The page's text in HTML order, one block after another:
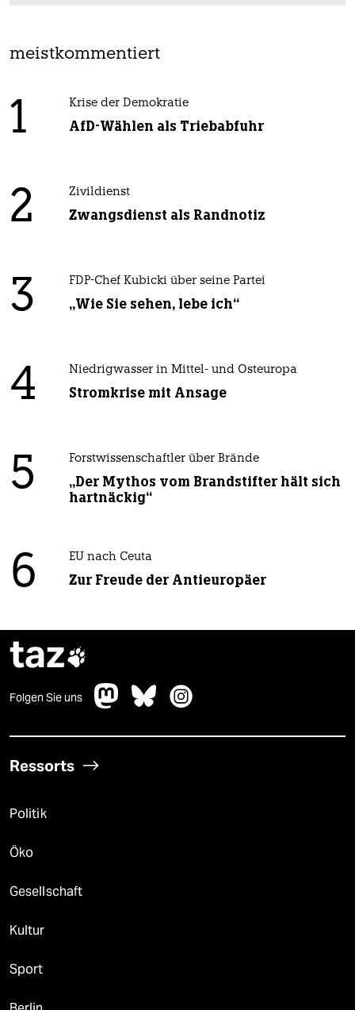
meistkommentiert
1 Krise der Demokratie
AfD-Wählen als Triebabfuhr
2 Zivildienst
Zwangsdienst als Randnotiz
3 FDP-Chef Kubicki über seine Partei
„Wie Sie sehen, lebe ich“
4 Niedrigwasser in Mittel- und Osteuropa
Stromkrise mit Ansage
5 Forstwissenschaftler über Brände
„Der Mythos vom Brandstifter hält sich
hartnäckig“
6 EU nach Ceuta
Zur Freude der Antieuropäer
taz
Folgen Sie uns
Ressorts
Politik
Öko
Gesellschaft
Kultur
Sport